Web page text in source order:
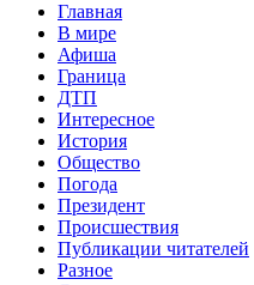
Главная
В мире
Афиша
Граница
ДТП
Интересное
История
Общество
Погода
Президент
Происшествия
Публикации читателей
Разное